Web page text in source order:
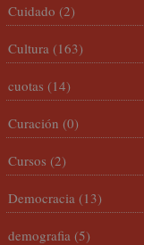
Cuidado (2)
Cultura (163)
cuotas (14)
Curación (0)
Cursos (2)
Democracia (13)
demografia (5)